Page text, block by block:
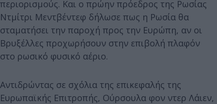
περιορισμούς. Και ο πρώην πρόεδρος της Ρωσίας
Ντμίτρι Μεντβέντεφ δήλωσε πως η Ρωσία θα
σταματήσει την παροχή προς την Ευρώπη, αν οι
Βρυξέλλες προχωρήσουν στην επιβολή πλαφόν
στο ρωσικό φυσικό αέριο.
Αντιδρώντας σε σχόλια της επικεφαλής της
Ευρωπαϊκής Επιτροπής, Ούρσουλα φον ντερ Λάιεν,